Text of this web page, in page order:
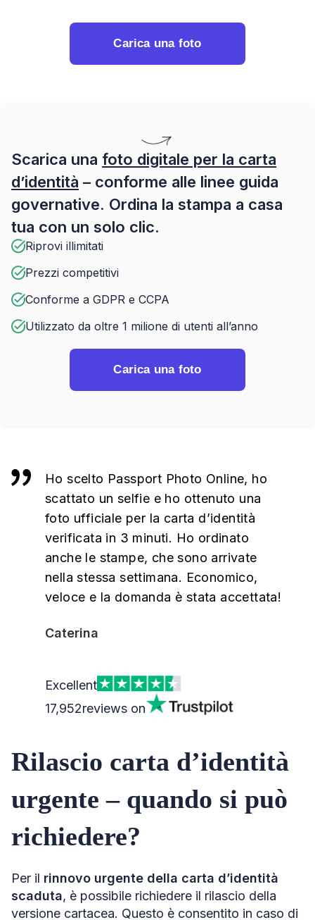
Carica una foto
Scarica una foto digitale per la carta
d’identità – conforme alle linee guida
governative. Ordina la stampa a casa
tua con un solo clic.
Riprovi illimitati
Prezzi competitivi
Conforme a GDPR e CCPA
Utilizzato da oltre 1 milione di utenti all’anno
Carica una foto
Ho scelto Passport Photo Online, ho
scattato un selfie e ho ottenuto una
foto ufficiale per la carta d’identità
verificata in 3 minuti. Ho ordinato
anche le stampe, che sono arrivate
nella stessa settimana. Economico,
veloce e la domanda è stata accettata!
Caterina
Excellent
17,952reviews on
Rilascio carta d’identità
urgente – quando si può
richiedere?
Per il rinnovo urgente della carta d’identità
scaduta, è possibile richiedere il rilascio della
versione cartacea. Questo è consentito in caso di